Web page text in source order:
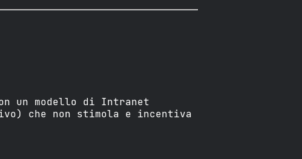
un modello di Intranet
che non stimola e incentiva